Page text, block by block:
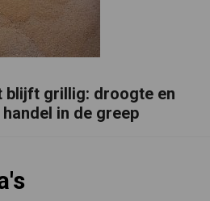
grillig: droogte en
in de greep